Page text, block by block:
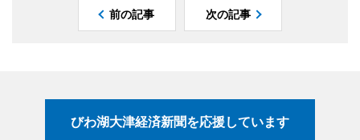
前の記事 次の記事
びわ湖大津経済新聞を応援しています